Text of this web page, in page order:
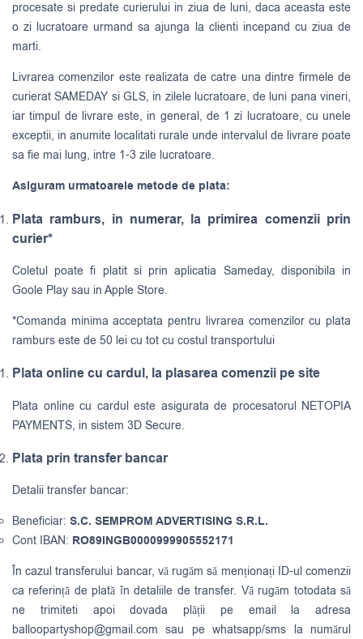
procesate si predate curierului in ziua de luni, daca aceasta este
o zi lucratoare urmand sa ajunga la clienti incepand cu ziua de
marti.
Livrarea comenzilor este realizata de catre una dintre firmele de
curieratSAMEDAY si GLS, in zilele lucratoare, de luni pana vineri,
iar timpul de livrare este, in general, de 1 zi lucratoare, cu unele
exceptii, in anumite localitati rurale unde intervalul de livrare poate
sa fie mai lung, intre 1-3 zile lucratoare.
Asiguram urmatoarele metode de plata:
Plata ramburs, in numerar, la primirea comenzii prin
curier*
Coletul poate fi platit si prin aplicatia Sameday, disponibila in
Goole Play sau in Apple Store.
*Comanda minima acceptata pentru livrarea comenzilor cu plata
ramburs este de 50 lei cu tot cu costul transportului
Plata online cu cardul, la plasarea comenzii pe site
Plata online cu cardul este asigurata de procesatorul NETOPIA
PAYMENTS, in sistem 3D Secure.
Plata prin transfer bancar
Detalii transfer bancar:
Beneficiar: S.C. SEMPROM ADVERTISING S.R.L.
Cont IBAN: RO89INGB0000999905552171
În cazul transferului bancar, vă rugăm să menționați ID-ul comenzii
ca referință de plată în detaliile de transfer. Vă rugăm totodata să
ne trimiteti apoi dovada plății pe email la adresa
balloopartyshop@gmail.com sau pe whatsapp/sms la numărul